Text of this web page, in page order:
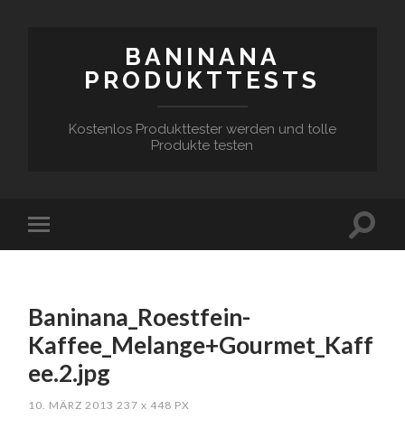
BANINANA
PRODUKTTESTS
Kostenlos Produkttester werden und tolle
Produkte testen
Baninana_Roestfein-
Kaffee_Melange+Gourmet_Kaff
ee.2.jpg
10. MÄRZ 2013 237x 448 PX